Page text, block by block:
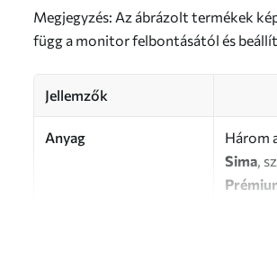
Megjegyzés: Az ábrázolt termékek
függ a monitor felbontásától és
Jellemzők
Anyag
Három
Sima,